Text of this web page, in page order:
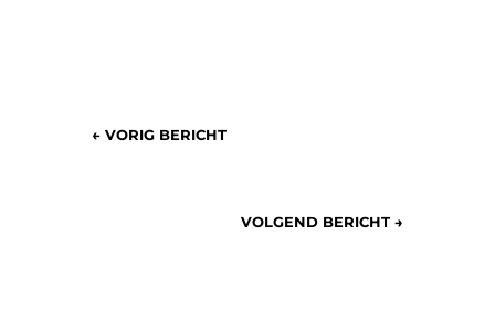
← VORIG BERICHT
VOLGEND BERICHT →